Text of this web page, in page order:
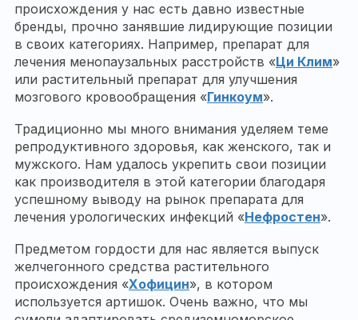
происхождения у нас есть давно известные
бренды, прочно занявшие лидирующие позиции
в своих категориях. Например, препарат для
лечения менопаузальных расстройств «Ци Клим»
или растительный препарат для улучшения
мозгового кровообращения «Гинкоум».
Традиционно мы много внимания уделяем теме
репродуктивного здоровья, как женского, так и
мужского. Нам удалось укрепить свои позиции
как производителя в этой категории благодаря
успешному выводу на рынок препарата для
лечения урологических инфекций «Нефростен».
Предметом гордости для нас является выпуск
желчегонного средства растительного
происхождения «Хофицин», в котором
используется артишок. Очень важно, что мы